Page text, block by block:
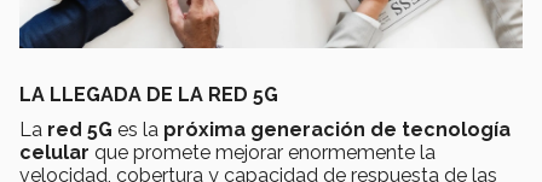
LA LLEGADA DE LA RED 5G
La red 5G es la próxima generación de tecnología
celular que promete mejorar enormemente la
velocidad, cobertura y capacidad de respuesta de las